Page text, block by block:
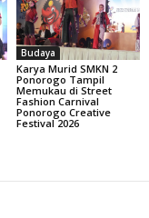
Budaya
Karya Murid SMKN 2
Ponorogo Tampil
Memukau di Street
Fashion Carnival
Ponorogo Creative
Festival 2026